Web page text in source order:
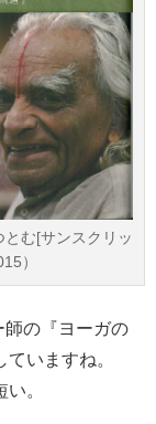
とむ[サンスクリッ
）
師の『ヨーガの
ていますね。
い。